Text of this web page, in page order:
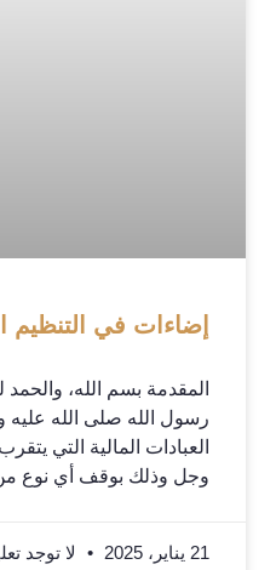
إضاءات في
المقدمة بسم الله،
رسول الله صلى الله
العبادات المالية التي
وجل وذلك بوقف أي نوع من
21 يناير، 2025 لا توجد